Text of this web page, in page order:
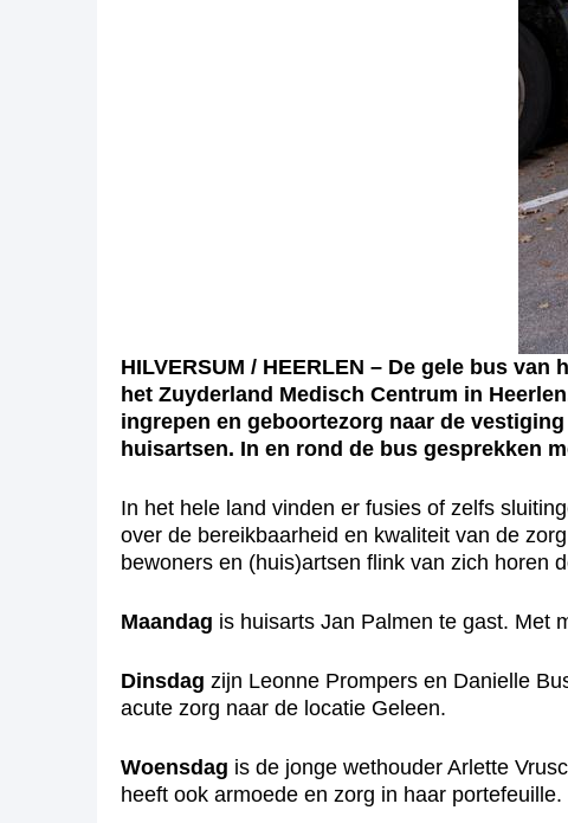
HILVERSUM / HEERLEN – De gele bus van
het Zuyderland Medisch Centrum in
ingrepen en geboortezorg naar de
huisartsen. In en rond de bus gesprekken
In het hele land vinden er fusies of zelfs
over de bereikbaarheid en kwaliteit van de
bewoners en (huis)artsen flink van zich horen
Maandag is huisarts Jan Palmen te gast. Met
Dinsdag zijn Leonne Prompers en Danielle
acute zorg naar de locatie Geleen.
Woensdag is de jonge wethouder Arlette
heeft ook armoede en zorg in haar portefeuille.